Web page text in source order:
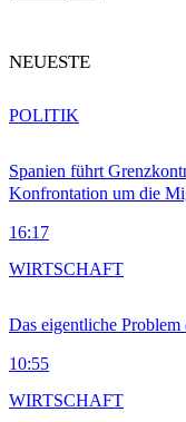
NEUESTE
Spanien führt
Konfrontation um die
16:17
POLITIK
Das eigentliche
10:55
WIRTSCHAFT
WIRTSCHAFT